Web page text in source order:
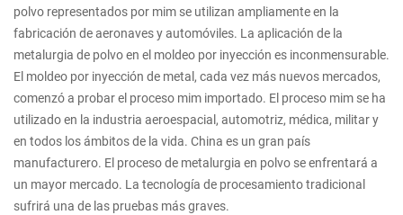
polvo representados por mim se utilizan ampliamente en la
fabricación de aeronaves y automóviles. La aplicación de la
metalurgia de polvo en el moldeo por inyección es inconmensurable.
El moldeo por inyección de metal, cada vez más nuevos mercados,
comenzó a probar el proceso mim importado. El proceso mim se ha
utilizado en la industria aeroespacial, automotriz, médica, militar y
en todos los ámbitos de la vida. China es un gran país
manufacturero. El proceso de metalurgia en polvo se enfrentará a
un mayor mercado. La tecnología de procesamiento tradicional
sufrirá una de las pruebas más graves.